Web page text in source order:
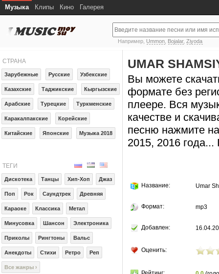
Музыка Клипы Кино Галерея
Например, Ummon Bojalar,Ziyoda
СТРАНА
Зарубежные Русские Узбекские
Казахские Таджикские Кыргызские
Арабские Турецкие Туркменские
Каракалпакские Корейские
Китайские Японские Музыка 2018
ТЕГИ
Дискотека Танцы Хип-Хоп Джаз
Поп Рок Саундтрек Древняя
Караоке Классика Метал
Минусовка Шансон Электроника
Приколы Рингтоны Вальс
Анекдоты Стихи Ретро Реп
Все жанры ›
UMAR
Вы можете
формате без
плеере. Вся
качестве и
песню нажмите
2015, 2016
Название: Umar
Формат: mp3
Добавлен:
Оценить: